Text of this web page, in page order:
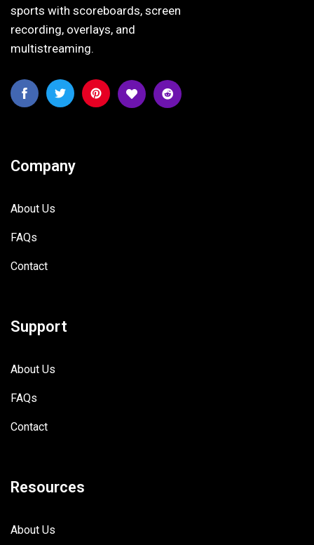
sports with scoreboards, screen
recording, overlays, and
multistreaming.
Company
About Us
FAQs
Contact
Support
About Us
FAQs
Contact
Resources
About Us